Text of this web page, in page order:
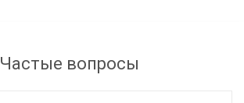
Частые вопросы